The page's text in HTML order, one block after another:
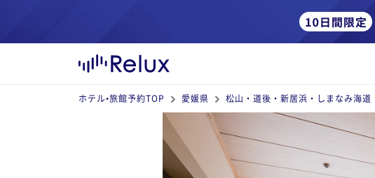
ホテル•旅館予約TOP 愛媛県 松山・道後・新居浜・しまなみ海道